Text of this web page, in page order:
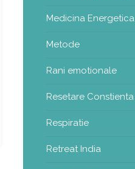
Medicina Energetica
Metode
Rani emotionale
Resetare Constienta
Respiratie
Retreat India